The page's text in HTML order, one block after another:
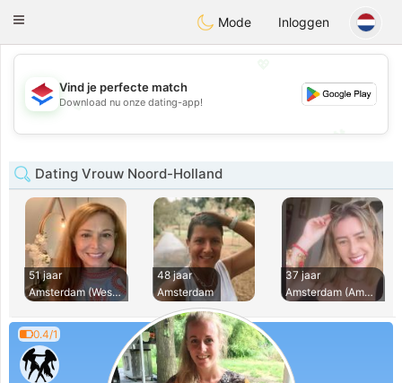
NederlandChat
Toggle
Mode Inloggen
💖
💕
Vind je perfecte match
Download nu onze dating-app!
Dating Vrouw Noord-Holland
51 jaar
Amsterdam (Westpoo
48 jaar
Amsterdam
37 jaar
Amsterdam (Amsterd
0.4/1